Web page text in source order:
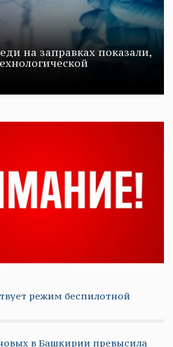
на заправках показали,
режим беспилотной
в Башкирии превысила